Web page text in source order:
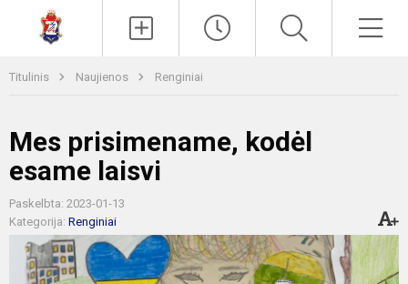
Titulinis Naujienos Renginiai
Mes prisimename, kodėl
esame laisvi
Paskelbta: 2023-01-13
Kategorija: Renginiai